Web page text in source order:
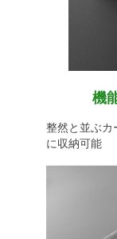
機
整然と並ぶカ
に収納可能